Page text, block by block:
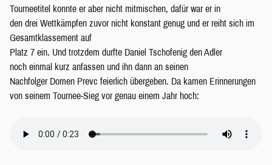
Tourneetitel konnte er aber nicht mitmischen, dafür war er in
den drei Wettkämpfen zuvor nicht konstant genug und er reiht sich im
Gesamtklassement auf
Platz 7 ein. Und trotzdem durfte Daniel Tschofenig den Adler
noch einmal kurz anfassen und ihn dann an seinen
Nachfolger Domen Prevc feierlich übergeben. Da kamen Erinnerungen
von seinem Tournee-Sieg vor genau einem Jahr hoch: